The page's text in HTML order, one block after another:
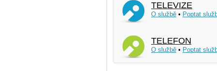
TELEVIZE
O službě • Poptat
TELEFON
O službě • Poptat